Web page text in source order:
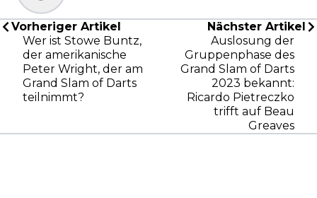
Vorheriger Artikel
Wer ist Stowe Buntz,
der amerikanische
Peter Wright, der am
Grand Slam of Darts
teilnimmt?
Nächster Artikel
Auslosung der
Gruppenphase des
Grand Slam of Darts
2023 bekannt:
Ricardo Pietreczko
trifft auf Beau
Greaves